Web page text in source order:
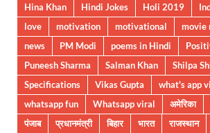
Hina Khan
Hindi Jokes Holi 2019
love
motivation motivational movie
news
PM Modi poems in Hindi
Puneesh Sharma
Salman Khan
Shilpa
Specifications
Vikas Gupta what's app
whatsapp fun
Whatsapp viral अमेरिका
पंजाब
प्रधानमंत्री बिहार भारत राजस्थान